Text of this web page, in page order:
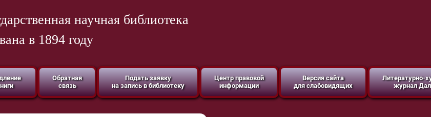
научная библиотека
в 1894 году
Обратная
связь
Подать заявку
на запись в библиотеку
Центр правовой
информации
Версия сайта
для слабовидящих
Литературно-
журнал